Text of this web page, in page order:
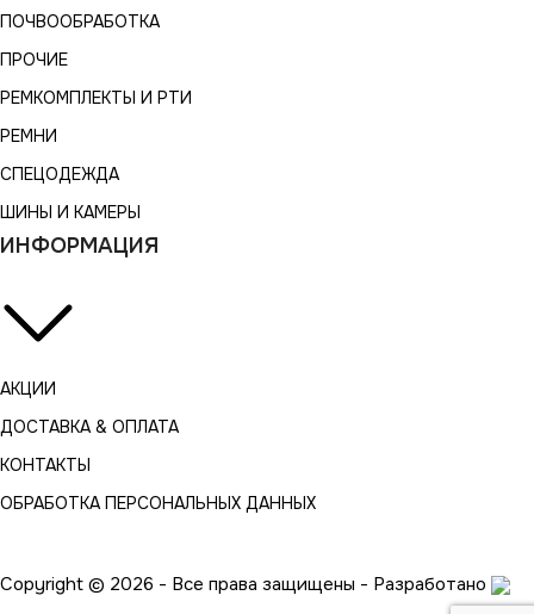
ПОЧВООБРАБОТКА
ПРОЧИЕ
РЕМКОМПЛЕКТЫ И РТИ
РЕМНИ
СПЕЦОДЕЖДА
ШИНЫ И КАМЕРЫ
ИНФОРМАЦИЯ
АКЦИИ
ДОСТАВКА & ОПЛАТА
КОНТАКТЫ
ОБРАБОТКА ПЕРСОНАЛЬНЫХ ДАННЫХ
Copyright © 2026 - Все права защищены - Разработано